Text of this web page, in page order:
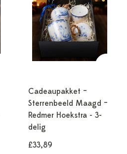
Cadeaupakket –
Sterrenbeeld Maagd –
Redmer Hoekstra - 3-
delig
£33,89